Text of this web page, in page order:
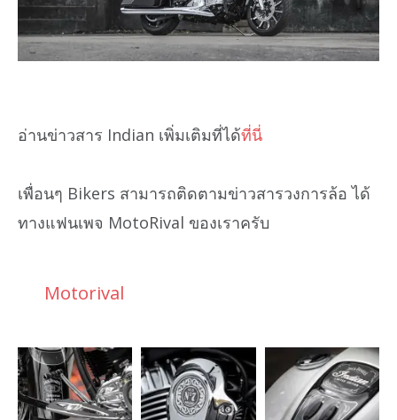
อ่านข่าวสาร Indian เพิ่มเติมที่ได้ที่นี่
เพื่อนๆ Bikers สามารถติดตามข่าวสารวงการล้อ ได้
ทางแฟนเพจ MotoRival ของเราครับ
Motorival